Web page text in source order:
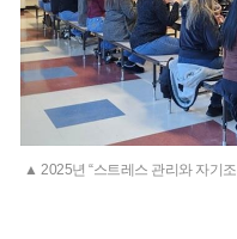
▲ 2025년 “스트레스 관리와 자기